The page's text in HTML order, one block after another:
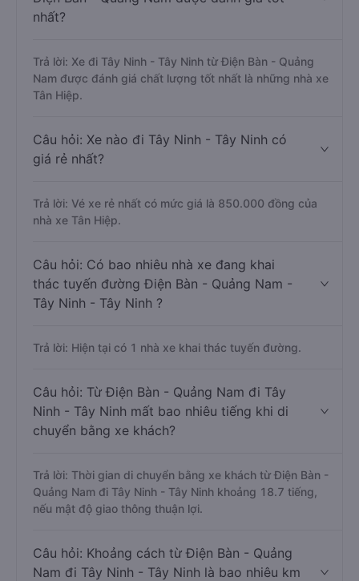
nhất?
Trả lời: Xe đi Tây Ninh - Tây Ninh từ Điện Bàn - Quảng
Nam được đánh giá chất lượng tốt nhất là những nhà xe
Tân Hiệp.
Câu hỏi: Xe nào đi Tây Ninh - Tây Ninh có
giá rẻ nhất?
Trả lời: Vé xe rẻ nhất có mức giá là 850.000 đồng của
nhà xe Tân Hiệp.
Câu hỏi: Có bao nhiêu nhà xe đang khai
thác tuyến đường Điện Bàn - Quảng Nam -
Tây Ninh - Tây Ninh ?
Trả lời: Hiện tại có 1 nhà xe khai thác tuyến đường.
Câu hỏi: Từ Điện Bàn - Quảng Nam đi Tây
Ninh - Tây Ninh mất bao nhiêu tiếng khi di
chuyển bằng xe khách?
Trả lời: Thời gian di chuyển bằng xe khách từ Điện Bàn -
Quảng Nam đi Tây Ninh - Tây Ninh khoảng 18.7 tiếng,
nếu mật độ giao thông thuận lợi.
Câu hỏi: Khoảng cách từ Điện Bàn - Quảng
Nam đi Tây Ninh - Tây Ninh là bao nhiêu km